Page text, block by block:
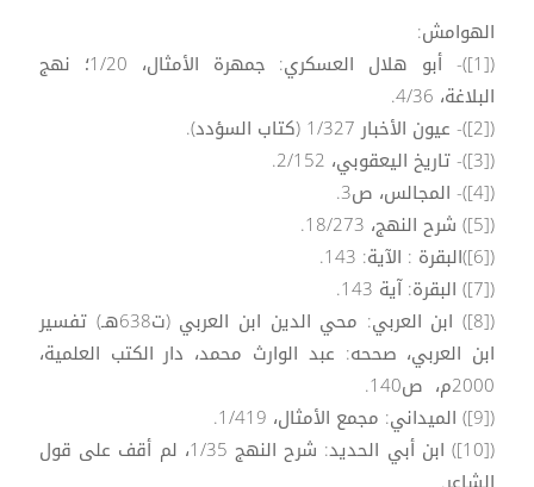
الهوامش:
([1])- أبو هلال العسكري: جمهرة الأمثال، 1/20؛ نهج
البلاغة، 4/36.
([2])- عيون الأخبار 1/327 (كتاب السؤدد).
([3])- تاريخ اليعقوبي، 2/152.
([4])- المجالس، ص3.
([5]) شرح النهج، 18/273.
([6])البقرة : الآية: 143.
([7]) البقرة: آية 143.
([8]) ابن العربي: محي الدين ابن العربي (ت638هـ) تفسير
ابن العربي، صححه: عبد الوارث محمد، دار الكتب العلمية،
2000م، ص140.
([9]) الميداني: مجمع الأمثال، 1/419.
([10]) ابن أبي الحديد: شرح النهج 1/35، لم أقف على قول